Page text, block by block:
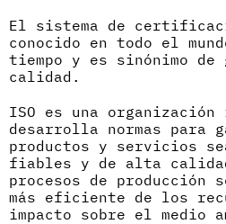
El sistema de
conocido en todo el
tiempo y es sinónimo
calidad.
ISO es una
desarrolla normas para
productos y servicios
fiables y de alta
procesos de producción
más eficiente de los
impacto sobre el medio